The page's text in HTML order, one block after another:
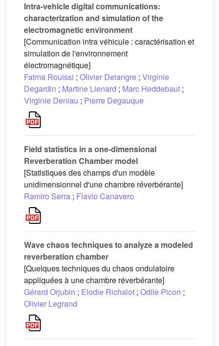
Intra-vehicle digital communications:
characterization and simulation of the
electromagnetic environment
[Communication intra véhicule : caractérisation et
simulation de l'environnement
électromagnétique]
Fatma Rouissi ; Olivier Delangre ; Virginie
Degardin ; Martine Lienard ; Marc Heddebaut ;
Virginie Deniau ; Pierre Degauque
Field statistics in a one-dimensional
Reverberation Chamber model
[Statistiques des champs d'un modèle
unidimensionnel d'une chambre réverbérante]
Ramiro Serra ; Flavio Canavero
Wave chaos techniques to analyze a modeled
reverberation chamber
[Quelques techniques du chaos ondulatoire
appliquées à une chambre réverbérante]
Gérard Orjubin ; Elodie Richalot ; Odile Picon ;
Olivier Legrand